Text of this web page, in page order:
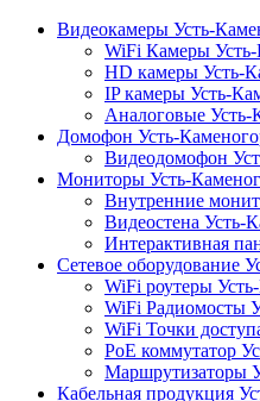
Видеокамеры Усть-
WiFi Камеры
HD камеры Усть-
IP камеры Усть-
Аналоговые Усть-
Домофон Усть-
Видеодомофон
Мониторы Усть-
Внутренние
Видеостена Усть-
Интерактивная
Сетевое оборудование
WiFi роутеры
WiFi Радиомосты
WiFi Точки
PoE коммутатор
Маршрутизаторы
Кабельная продукция